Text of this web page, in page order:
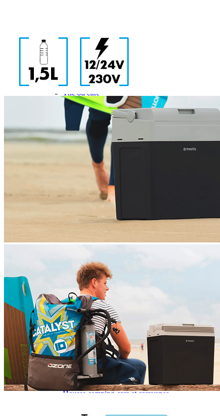
Vaisselle Mélamine
Pour faire la vaisselle
Ménagères et couverts
Poêles et casseroles
Four OMNIA
Thé ou café
Verres
Accessoires cuisine divers
Pour faire le ménage
Tapis anti dérapant et nappe
Poubelles
Accessoires rangement cuisine
LIBRAIRIE ET JEUX
Jeux jouets
Animaux en camping-car
J'aime Camping-car Plus
EQUIPEMENT EXTERIEUR
EXTERIEUR CABINE & CELLULE
Vérins de stabilisation
Bavettes de protections
Embout d'échappement
Renforts de suspension
Jantes,Pneus,Roues et accessoires
Pièces détachées équipement
Chaînes neige
ISOLATION & HIVERNAGE
Gamme CLAIRVAL
Gamme de volets ISOPLAIR
Gamme de volets THERMOCOVER
Gamme de volets VISIOPLAIR
Rideaux volets isolants intérieurs
Isolation thermique phonique
Gamme de volets BRUNNER
Rideaux volets isolants extérieurs
Housse camping-cars et caravanes